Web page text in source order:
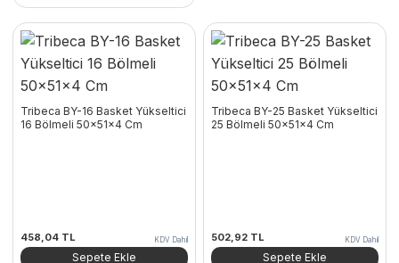
Tribeca BY-16 Basket Yükseltici
16 Bölmeli 50x51x4 Cm
458,04 TL KDV Dahil
Sepete Ekle
Tribeca BY-25 Basket Yükseltici
25 Bölmeli 50x51x4 Cm
502,92 TL KDV Dahil
Sepete Ekle